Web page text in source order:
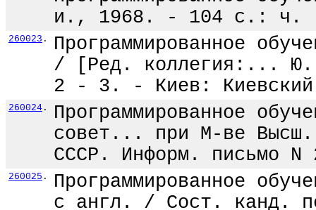
и., 1968. - 104 с.: ч.
260023 .
Программированное
/ [Ред. коллегия:...
2 - 3. - Киев:
260024 .
Программированное
совет... при М-ве Высш.
СССР. Информ.
260025 .
Программированное
с англ. / Сост. канд.